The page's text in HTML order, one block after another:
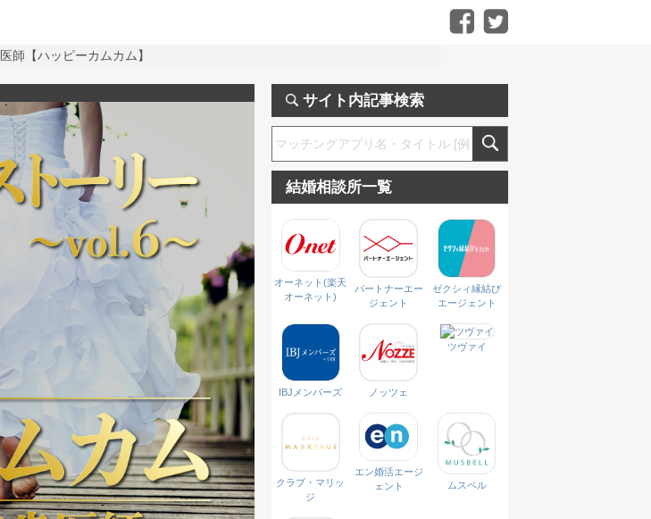
師【ハッピーカムカム】
サイト内記事検索
結婚相談所一覧
オーネット(楽天
オーネット)
パートナーエー
ジェント
ゼクシィ縁結び
エージェント
IBJメンバーズ ノッツェ
ツヴァイ
クラブ・マリッ
ジ
エン婚活エージ
ェント
ムスベル